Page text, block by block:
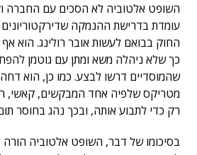
השופט אלטוביה לא הסכים עם החברה
עומדת בדרישת ההנמקה שדירקטוריונים
החוק בבואם לעשות אובר רולינג. הוא
כך שלא ניהלה משא ומתן עם גוטמן
שהמוסדיים דרשו לבצע. כמו כן, הוא
מטריקס שלפיה אחד המבקשים, קאשי,
רק כדי לתבוע אותה, ובכך נהג בחוסר
בסיכומו של דבר, השופט אלטוביה